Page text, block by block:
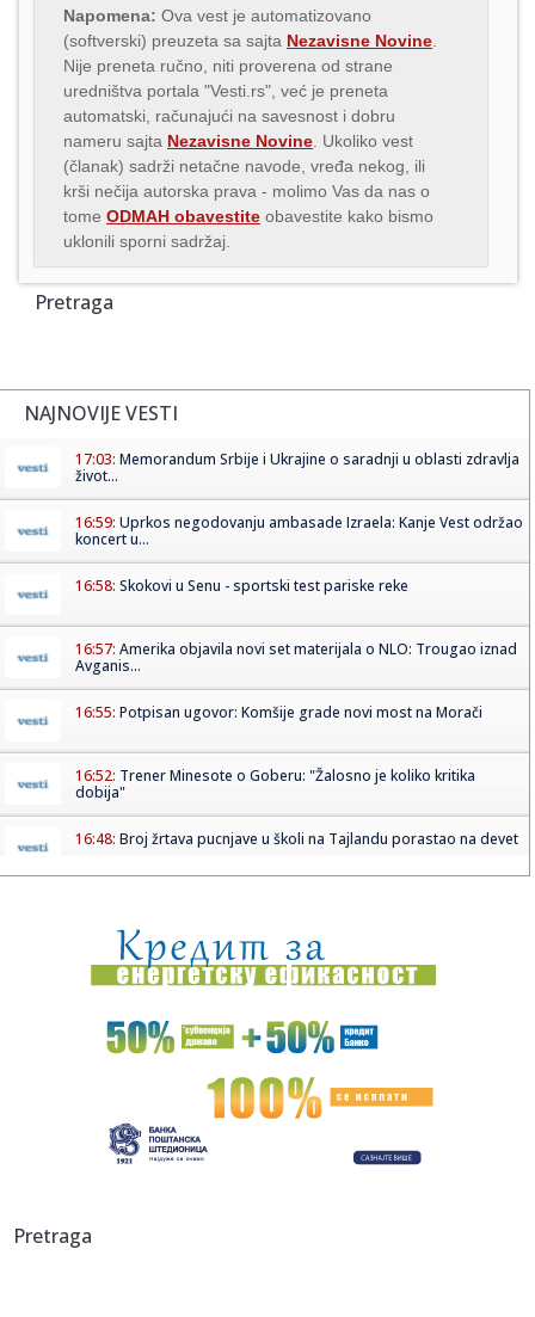
Napomena: Ova vest je automatizovano
(softverski) preuzeta sa sajta Nezavisne Novine
Nije preneta ručno, niti proverena od strane
uredništva portala "Vesti.rs", već je preneta
automatski, računajući na savesnost i dobru
nameru sajta Nezavisne Novine . Ukoliko vest
(članak) sadrži netačne navode, vređa nekog, ili
krši nečija autorska prava - molimo Vas da nas o
tome ODMAH obavestite obavestite kako bismo
uklonili sporni sadržaj.
Pretraga
NAJNOVIJE VESTI
17:03: Memorandum Srbije i Ukrajine o saradnji u oblasti zdravlja
život...
16:59: Uprkos negodovanju ambasade Izraela: Kanje Vest održao
koncert u...
16:58: Skokovi u Senu - sportski test pariske reke
16:57: Amerika objavila novi set materijala o NLO: Trougao iznad
Avganis...
16:55: Potpisan ugovor: Komšije grade novi most na Morači
16:52: Trener Minesote o Goberu: "Žalosno je koliko kritika
dobija"
16:48: Broj žrtava pucnjave u školi na Tajlandu porastao na devet
16:43:Haos kod Omana: Nepoznati projektil pogodio brod FOTO
16:43:Spoljna politika Srbije
Menjaju se pravila za poreze u Srbiji! Predlog već u
16:42:BEŠIKTAŠ NE DOLAZI DA STATIRA: Čelnik otkrio veliki plan,
prete ...
Pretraga